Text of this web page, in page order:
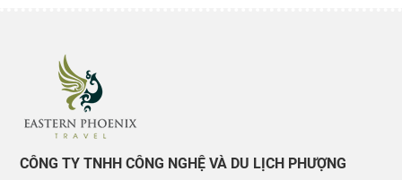
CÔNG TY TNHH CÔNG NGHỆ VÀ DU LỊCH PHƯỢNG